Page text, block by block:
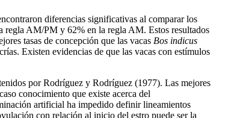
diferencias significativas al comparar los
regla AM/PM y 62% en la regla AM. Estos resultados
tasas de concepción que las vacas Bos indicus
Existen evidencias de que las vacas con estímulos
por Rodríguez y Rodríguez (1977). Las mejores
conocimiento que existe acerca del
artificial ha impedido definir lineamientos
con relación al inicio del estro puede ser la